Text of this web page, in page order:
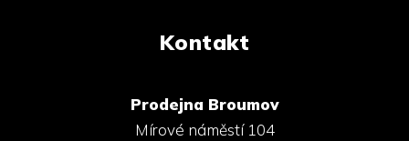
Kontakt
Prodejna Broumov
Mírové náměstí 104